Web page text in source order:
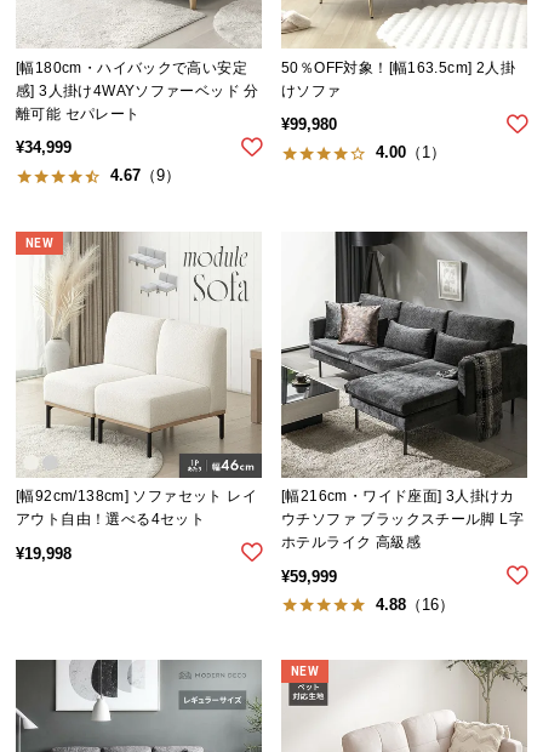
に
つ
い
て
搬
経
路
に
つ
い
て
返
品・
キ
ャ
セ
て
[幅180cm・ハイバックで高い安定
感] 3人掛け4WAYソファーベッド 分
離可能 セパレート
¥34,999
4.67 （9）
50％OFF対象！[幅163.5cm] 2人掛
けソファ
¥99,980
4.00 （1）
[幅92cm/138cm] ソファセット レイ
アウト自由！選べる4セット
¥19,998
NEW
[幅216cm・ワイド座面] 3人掛けカ
ウチソファ ブラックスチール脚 L字
ホテルライク 高級感
¥59,999
4.88 （16）
NEW